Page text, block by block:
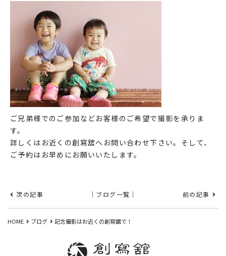
ご兄弟様でのご参加などお客様のご希望で撮影を承りま
す。
詳しくはお近くの創寫舘へお問い合わせ下さい。そして、
ご予約はお早めにお願いいたします。
次の記事 ｜ブログ一覧｜ 前の記事
HOME ブログ 記念撮影はお近くの創寫舘で！